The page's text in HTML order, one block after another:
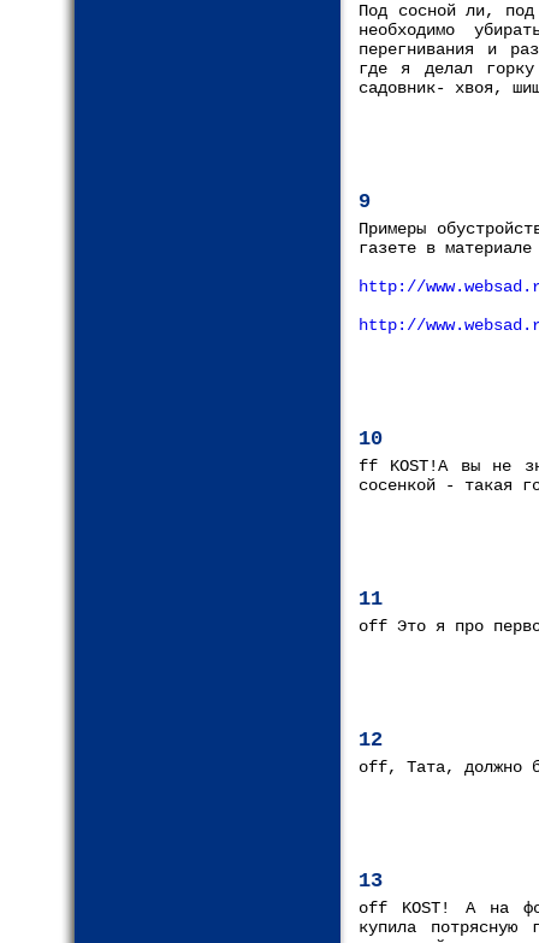
Под сосной ли,
необходимо
перегнивания и
где я делал
садовник- хвоя,
9
Примеры
газете в
http://
http://
10
ff KOST!А вы не
сосенкой - такая
11
off Это я про
12
off, Тата, должно
13
off KOST! А на
купила потрясную